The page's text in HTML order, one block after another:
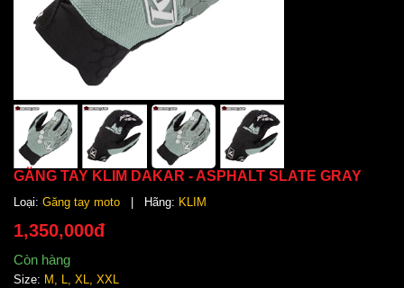
GĂNG TAY KLIM DAKAR - ASPHALT SLATE GRAY
Loại: Găng tay moto | Hãng: KLIM
1,350,000đ
Còn hàng
Size: M, L, XL, XXL